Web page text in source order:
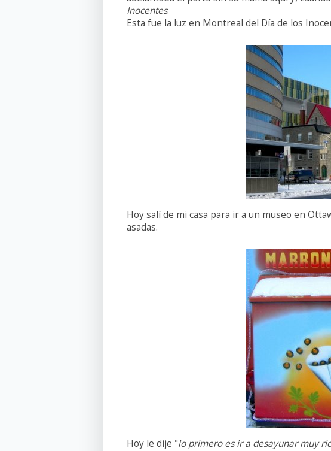
Inocentes.
Esta fue la luz en Montreal del Día de los
Hoy salí de mi casa para ir a un museo en
asadas.
Hoy le dije "lo primero es ir a desayunar muy